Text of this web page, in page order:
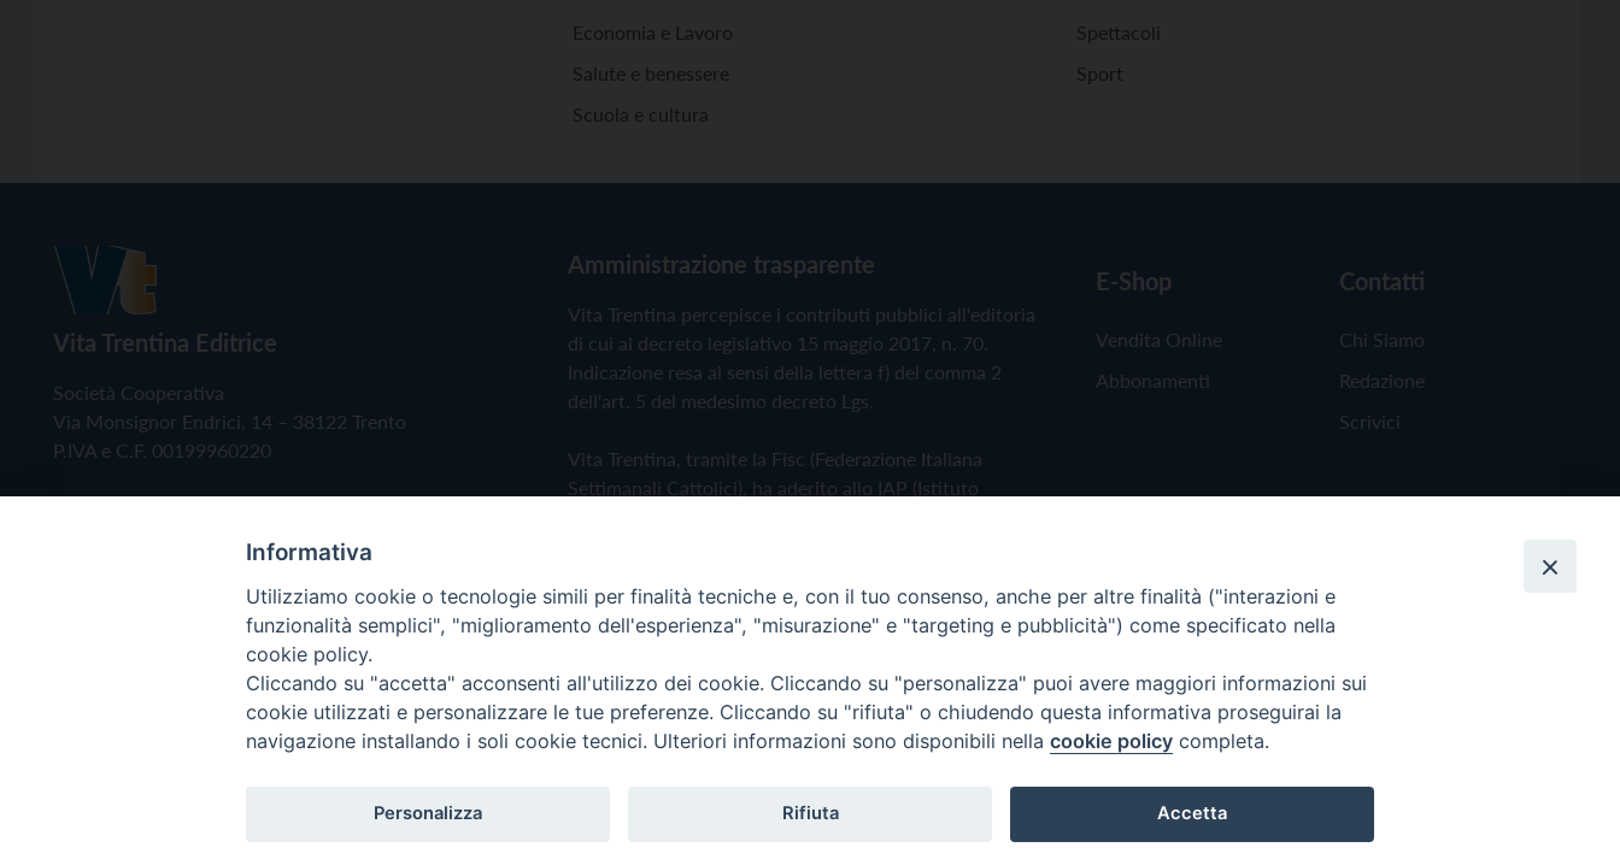
Economia e Lavoro
Salute e benessere
Scuola e cultura
Spettacoli
Sport
Vita Trentina Editrice
Società Cooperativa
Via Monsignor Endrici, 14 – 38122 Trento
P.IVA e C.F. 00199960220
Amministrazione trasparente
Vita Trentina percepisce i contributi pubblici all'editoria
di cui al decreto legislativo 15 maggio 2017, n. 70.
Indicazione resa ai sensi della lettera f) del comma 2
dell'art. 5 del medesimo decreto Lgs.
Vita Trentina, tramite la Fisc (Federazione Italiana
Settimanali Cattolici), ha aderito allo IAP (Istituto
Privacy Policy Cookie Policy
E-Shop
Vendita Online
Abbonamenti
Contatti
Chi Siamo
Redazione
Scrivici
Copyright © 2019 - Tutti i diritti riservati - Vita Trentina Editrice
Informativa
Utilizziamo cookie o tecnologie simili per finalità tecniche e, con il tuo consenso, anche per altre finalità ("interazioni e
funzionalità semplici", "miglioramento dell'esperienza", "misurazione" e "targeting e pubblicità") come specificato nella
cookie policy.
Cliccando su "accetta" acconsenti all'utilizzo dei cookie. Cliccando su "personalizza" puoi avere maggiori informazioni sui
cookie utilizzati e personalizzare le tue preferenze. Cliccando su "rifiuta" o chiudendo questa informativa proseguirai la
navigazione installando i soli cookie tecnici. Ulteriori informazioni sono disponibili nella cookie policy completa.
Personalizza Rifiuta Accetta